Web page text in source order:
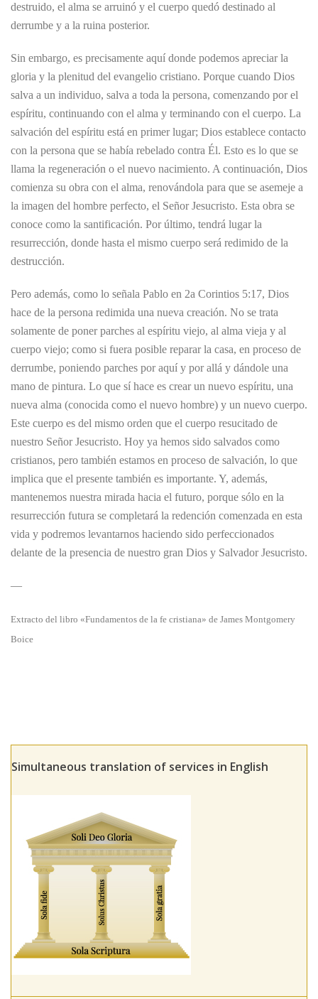
destruido, el alma se arruinó y el cuerpo quedó destinado al
derrumbe y a la ruina posterior.
Sin embargo, es precisamente aquí donde podemos apreciar la
gloria y la plenitud del evangelio cristiano. Porque cuando Dios
salva a un individuo, salva a toda la persona, comenzando por el
espíritu, continuando con el alma y terminando con el cuerpo. La
salvación del espíritu está en primer lugar; Dios establece contacto
con la persona que se había rebelado contra Él. Esto es lo que se
llama la regeneración o el nuevo nacimiento. A continuación, Dios
comienza su obra con el alma, renovándola para que se asemeje a
la imagen del hombre perfecto, el Señor Jesucristo. Esta obra se
conoce como la santificación. Por último, tendrá lugar la
resurrección, donde hasta el mismo cuerpo será redimido de la
destrucción.
Pero además, como lo señala Pablo en 2a Corintios 5:17, Dios
hace de la persona redimida una nueva creación. No se trata
solamente de poner parches al espíritu viejo, al alma vieja y al
cuerpo viejo; como si fuera posible reparar la casa, en proceso de
derrumbe, poniendo parches por aquí y por allá y dándole una
mano de pintura. Lo que sí hace es crear un nuevo espíritu, una
nueva alma (conocida como el nuevo hombre) y un nuevo cuerpo.
Este cuerpo es del mismo orden que el cuerpo resucitado de
nuestro Señor Jesucristo. Hoy ya hemos sido salvados como
cristianos, pero también estamos en proceso de salvación, lo que
implica que el presente también es importante. Y, además,
mantenemos nuestra mirada hacia el futuro, porque sólo en la
resurrección futura se completará la redención comenzada en esta
vida y podremos levantarnos haciendo sido perfeccionados
delante de la presencia de nuestro gran Dios y Salvador Jesucristo.
—
Extracto del libro «Fundamentos de la fe cristiana» de James Montgomery
Boice
Simultaneous translation of services in English